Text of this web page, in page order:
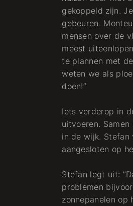
gekoppeld zijn.
gebeuren.
mensen over de
meest
te plannen met
weten we als
doen!”
Iets verderop in
uitvoeren.
in de wijk. Stefan
aangesloten op
Stefan legt uit:
problemen
zonnepanelen op